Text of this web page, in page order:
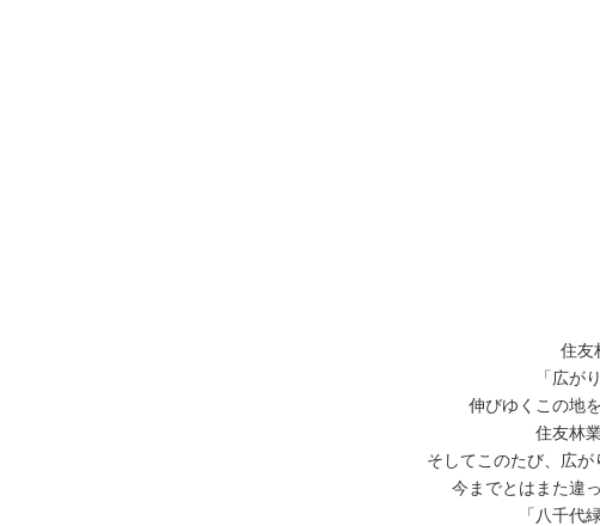
住友
「広が
伸びゆくこの地
住友林
そしてこのたび、広
今までとはまた違
「八千代